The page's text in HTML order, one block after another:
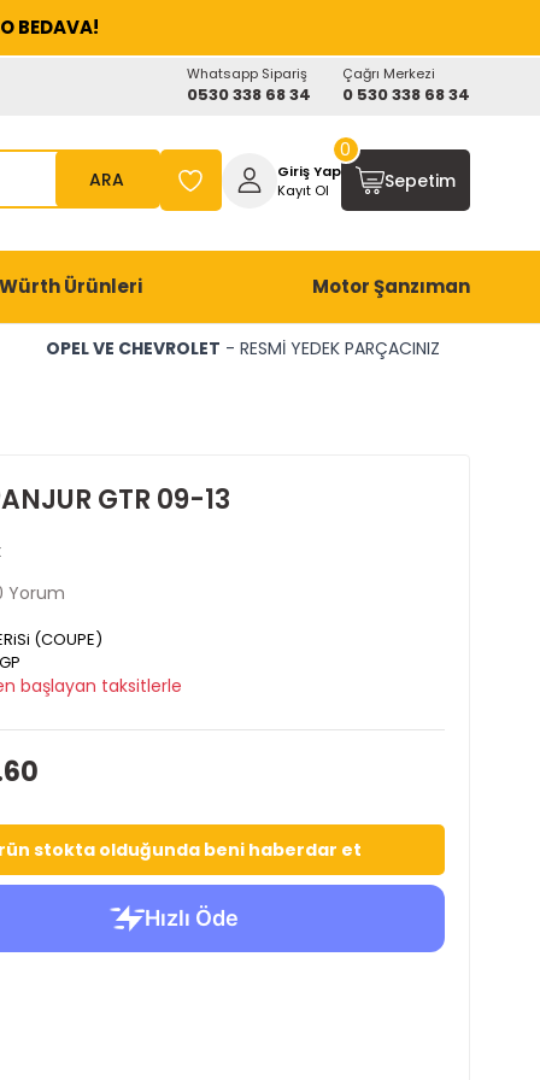
BEDAVA!
Whatsapp Sipariş
0530 338 68 34
Çağrı Merkezi
0 530 338 68 34
ARA
Giriş Yap
Kayıt Ol
Sepetim
0
Würth Ürünleri Motor Şanzıman
OPEL VE CHEVROLET - RESMİ YEDEK PARÇACINIZ
GTR 09-13
Yorum
(COUPE)
başlayan taksitlerle
stokta olduğunda beni haberdar et